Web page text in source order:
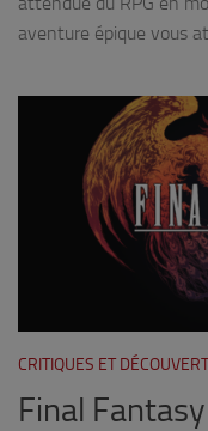
aventure épique vous
CRITIQUES ET
Final